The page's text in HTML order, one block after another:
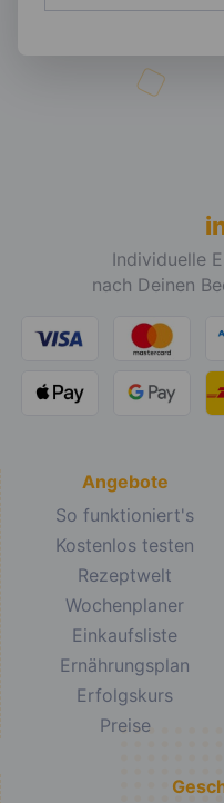
Individuelle
nach Deinen
Angebote
So funktioniert's
Kostenlos testen
Rezeptwelt
Wochenplaner
Einkaufsliste
Ernährungsplan
Erfolgskurs
Preise